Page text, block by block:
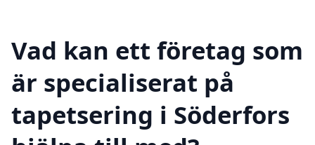
Vad kan ett företag som
är specialiserat på
tapetsering i Söderfors